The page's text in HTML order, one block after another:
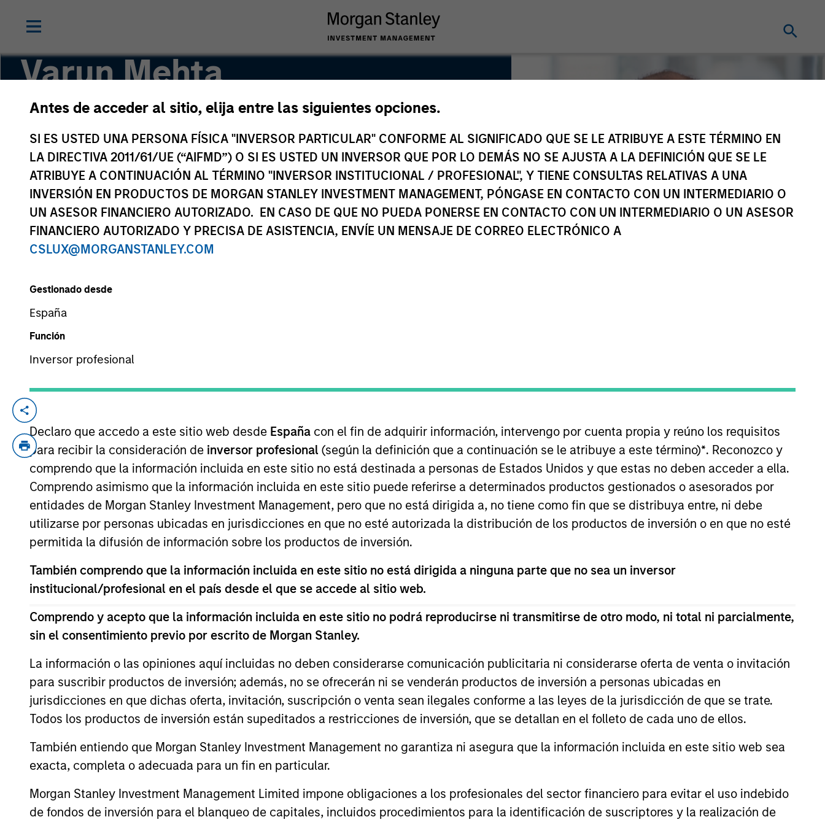
Antes de acceder al sitio, elija entre las siguientes opciones.
SI ES USTED UNA PERSONA FÍSICA "INVERSOR PARTICULAR" CONFORME AL SIGNIFICADO QUE SE LE ATRIBUYE A ESTE TÉRMINO EN
LA DIRECTIVA 2011/61/UE (“AIFMD”) O SI ES USTED UN INVERSOR QUE POR LO DEMÁS NO SE AJUSTA A LA DEFINICIÓN QUE SE LE
ATRIBUYE A CONTINUACIÓN AL TÉRMINO "INVERSOR INSTITUCIONAL / PROFESIONAL", Y TIENE CONSULTAS RELATIVAS A UNA
INVERSIÓN EN PRODUCTOS DE MORGAN STANLEY INVESTMENT MANAGEMENT, PÓNGASE EN CONTACTO CON UN INTERMEDIARIO O
UN ASESOR FINANCIERO AUTORIZADO. EN CASO DE QUE NO PUEDA PONERSE EN CONTACTO CON UN INTERMEDIARIO O UN ASESOR
FINANCIERO AUTORIZADO Y PRECISA DE ASISTENCIA, ENVÍE UN MENSAJE DE CORREO ELECTRÓNICO A
CSLUX@MORGANSTANLEY.COM
Gestionado desde
España
Función
Inversor profesional
Declaro que accedo a este sitio web desde España con el fin de adquirir información, intervengo por cuenta propia y reúno los requisitos
para recibir la consideración de inversor profesional (según la definición que a continuación se le atribuye a este término)*. Reconozco y
comprendo que la información incluida en este sitio no está destinada a personas de Estados Unidos y que estas no deben acceder a ella.
Comprendo asimismo que la información incluida en este sitio puede referirse a determinados productos gestionados o asesorados por
entidades de Morgan Stanley Investment Management, pero que no está dirigida a, no tiene como fin que se distribuya entre, ni debe
utilizarse por personas ubicadas en jurisdicciones en que no esté autorizada la distribución de los productos de inversión o en que no esté
permitida la difusión de información sobre los productos de inversión.
También comprendo que la información incluida en este sitio no está dirigida a ninguna parte que no sea un inversor
institucional/profesional en el país desde el que se accede al sitio web.
Comprendo y acepto que la información incluida en este sitio no podrá reproducirse ni transmitirse de otro modo, ni total ni parcialmente,
sin el consentimiento previo por escrito de Morgan Stanley.
La información o las opiniones aquí incluidas no deben considerarse comunicación publicitaria ni considerarse oferta de venta o invitación
para suscribir productos de inversión; además, no se ofrecerán ni se venderán productos de inversión a personas ubicadas en
jurisdicciones en que dichas oferta, invitación, suscripción o venta sean ilegales conforme a las leyes de la jurisdicción de que se trate.
Todos los productos de inversión están supeditados a restricciones de inversión, que se detallan en el folleto de cada uno de ellos.
También entiendo que Morgan Stanley Investment Management no garantiza ni asegura que la información incluida en este sitio web sea
exacta, completa o adecuada para un fin en particular.
Morgan Stanley Investment Management Limited impone obligaciones a los profesionales del sector financiero para evitar el uso indebido
de fondos de inversión para el blanqueo de capitales, incluidos procedimientos para la identificación de suscriptores y la realización de
Varun Mehta
Head of Sustainability Data & Technology
YEARS OF INDUSTRY EXPERIENCE
17 Years
and Technology. Varun joined from the Morgan Stanley Global Sustainable Finance (GSF) team and has 16 years of industry
experience. During his time in GSF, Varun created a digital platform for sustainable investing for the firm’s institutional and wealth
management clients. Prior to that, Varun spent 10 years as a product lead at Eze Software where he helped build Eze’s award-
winning digital investment management platform for institutional clients. He holds an M.B.A. from Columbia Business School and a
B.S. in Engineering from Lafayette College.
The information on this page is for informational purposes only. The information contained herein does not constitute and should not be construed as an
offering of advisory services or an offer to sell or a solicitation of an offer to buy any securities in any jurisdiction in which such offer or solicitation,
All investing involves risks, including a loss of principal.
Morgan Stanley
Morgan Stanley Careers